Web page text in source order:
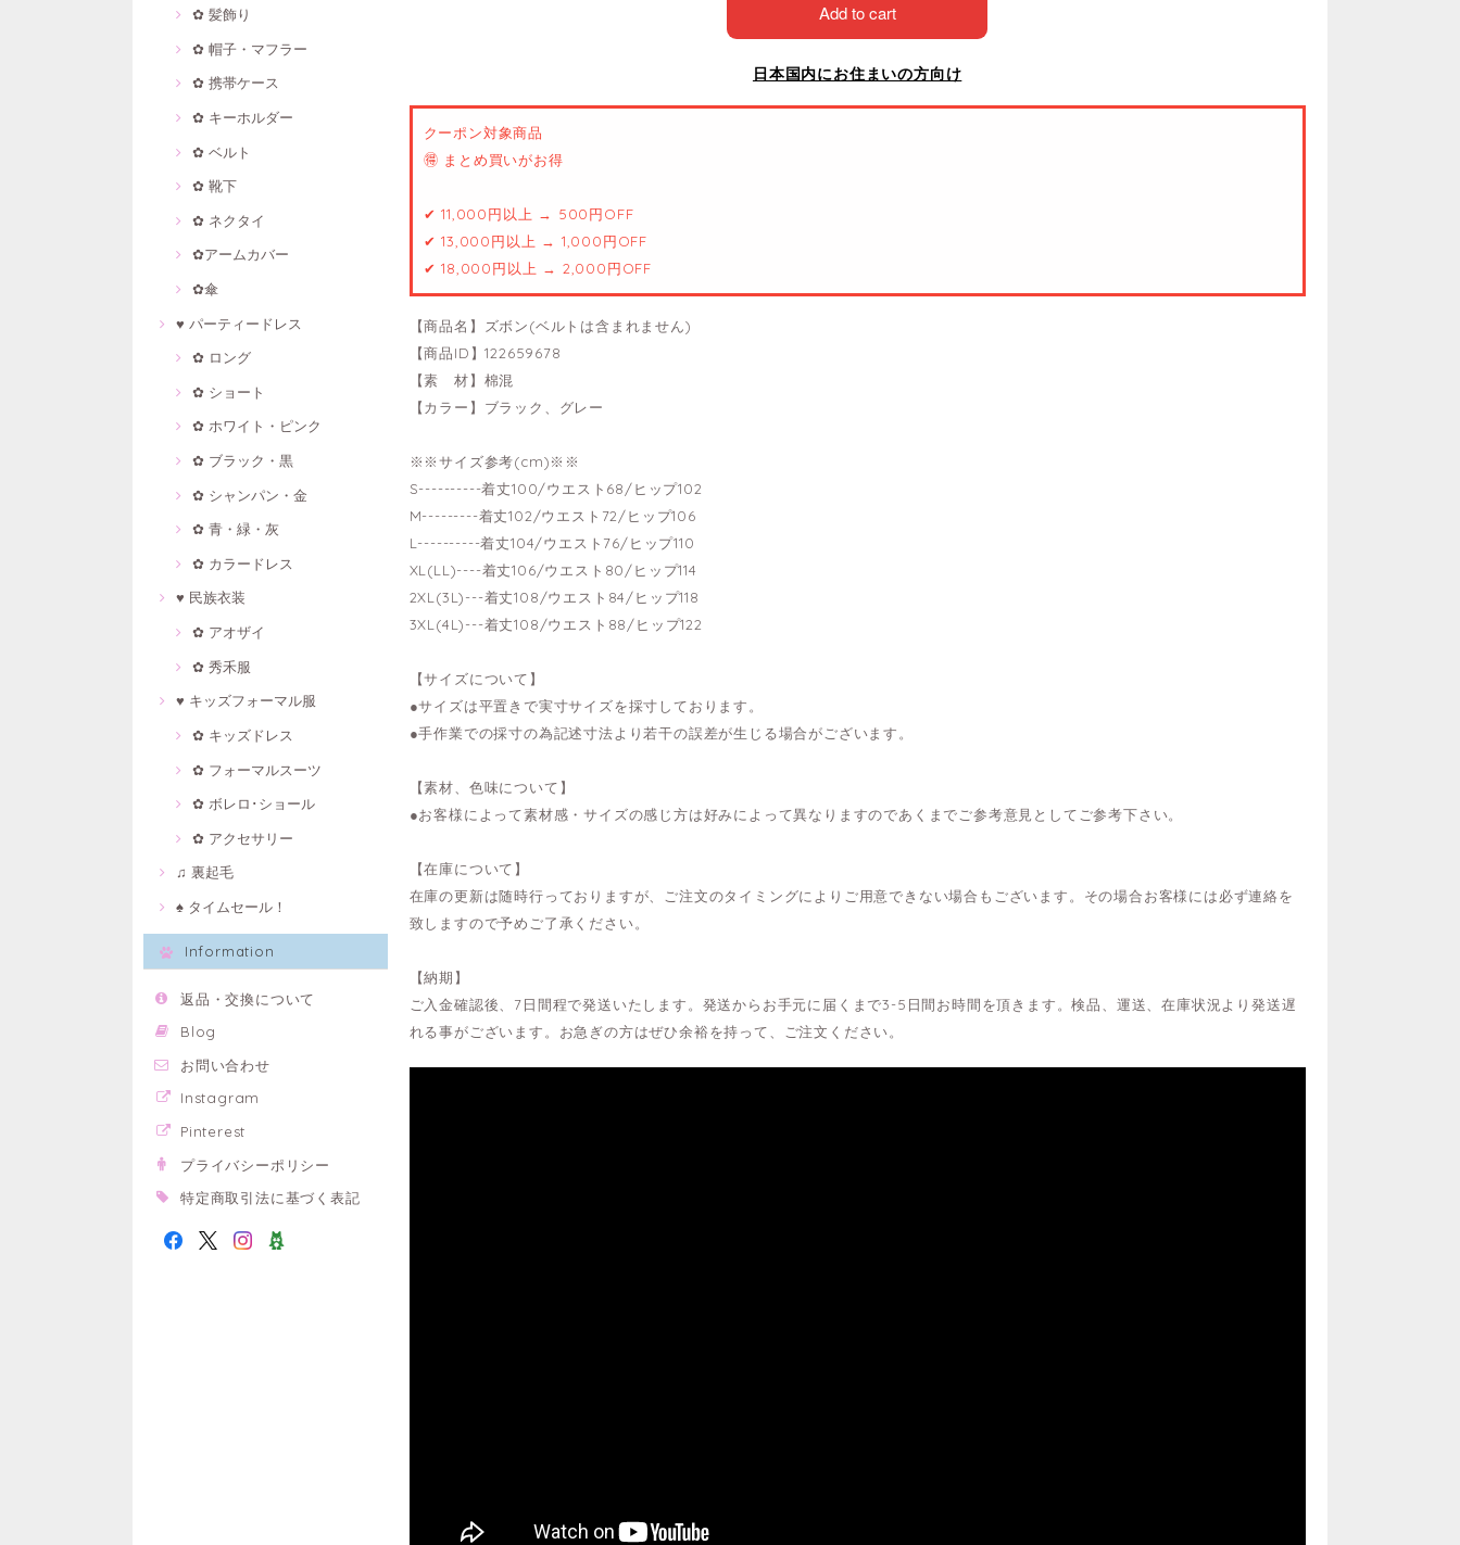
✿ 髪飾り
✿ 帽子・マフラー
✿ 携帯ケース
✿ キーホルダー
✿ ベルト
✿ 靴下
✿ ネクタイ
✿アームカバー
✿傘
♥ パーティードレス
✿ ロング
✿ ショート
✿ ホワイト・ピンク
✿ ブラック・黒
✿ シャンパン・金
✿ 青・緑・灰
✿ カラードレス
♥ 民族衣装
✿ アオザイ
✿ 秀禾服
♥ キッズフォーマル服
✿ キッズドレス
✿ フォーマルスーツ
✿ ボレロ･ショール
✿ アクセサリー
♫ 裏起毛
♠ タイムセール！
Information
返品・交換について
Blog
お問い合わせ
Instagram
Pinterest
プライバシーポリシー
特定商取引法に基づく表記
Add to cart
日本国内にお住まいの方向け
クーポン対象商品
🉐 まとめ買いがお得
✔ 11,000円以上 → 500円OFF
✔ 13,000円以上 → 1,000円OFF
✔ 18,000円以上 → 2,000円OFF
【商品名】ズボン(ベルトは含まれません)
【商品ID】122659678
【素 材】棉混
【カラー】ブラック、グレー
※※サイズ参考(cm)※※
S----------着丈100/ウエスト68/ヒップ102
M---------着丈102/ウエスト72/ヒップ106
L----------着丈104/ウエスト76/ヒップ110
XL(LL)----着丈106/ウエスト80/ヒップ114
2XL(3L)---着丈108/ウエスト84/ヒップ118
3XL(4L)---着丈108/ウエスト88/ヒップ122
【サイズについて】
●サイズは平置きで実寸サイズを採寸しております。
●手作業での採寸の為記述寸法より若干の誤差が生じる場合がございます。
【素材、色味について】
●お客様によって素材感・サイズの感じ方は好みによって異なりますのであくまでご参考意見としてご参考下さい。
【在庫について】
在庫の更新は随時行っておりますが、ご注文のタイミングによりご用意できない場合もございます。その場合お客様には必ず連絡を
致しますので予めご了承ください。
【納期】
ご入金確認後、7日間程で発送いたします。発送からお手元に届くまで3-5日間お時間を頂きます。検品、運送、在庫状況より発送遅
れる事がございます。お急ぎの方はぜひ余裕を持って、ご注文ください。